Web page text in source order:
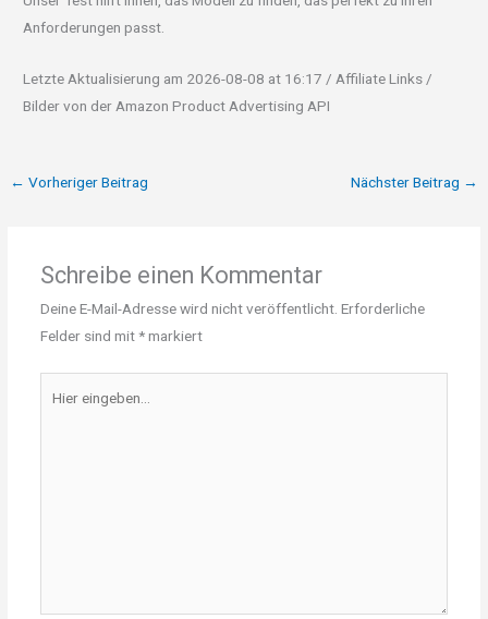
Anforderungen passt.
Letzte Aktualisierung am 2026-08-08 at 16:17 / Affiliate Links /
Bilder von der Amazon Product Advertising API
← Vorheriger Beitrag Nächster Beitrag →
Schreibe einen Kommentar
Deine E-Mail-Adresse wird nicht veröffentlicht. Erforderliche
Felder sind mit*markiert
eingeben…